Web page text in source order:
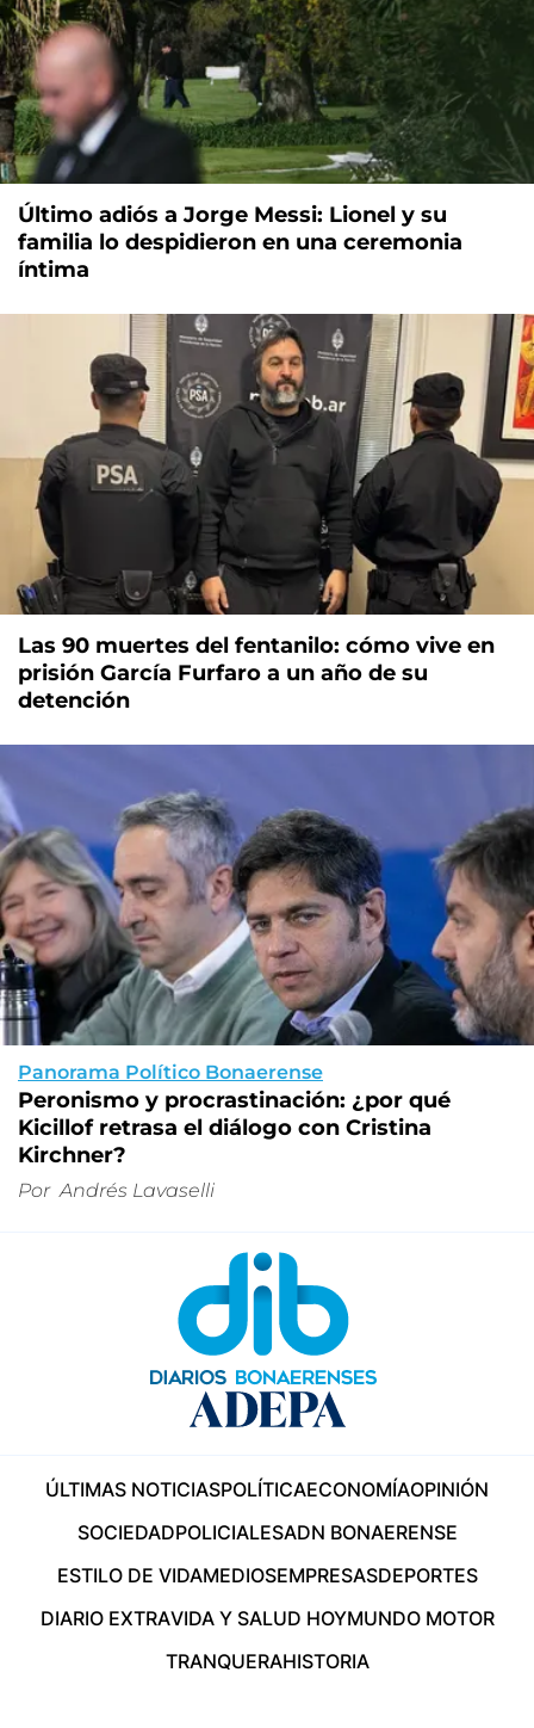
Último adiós a Jorge Messi: Lionel y su
familia lo despidieron en una ceremonia
íntima
Las 90 muertes del fentanilo: cómo vive en
prisión García Furfaro a un año de su
detención
Panorama Político Bonaerense
Peronismo y procrastinación: ¿por qué
Kicillof retrasa el diálogo con Cristina
Kirchner?
Por Andrés Lavaselli
ÚLTIMAS NOTICIASPOLÍTICAECONOMÍAOPINIÓN
SOCIEDADPOLICIALESADN BONAERENSE
ESTILO DE VIDAMEDIOSEMPRESASDEPORTES
DIARIO EXTRAVIDA Y SALUD HOYMUNDO MOTOR
TRANQUERAHISTORIA